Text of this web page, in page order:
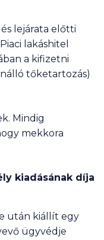
lejárata előtti
lakáshitel
a kifizetni
tőketartozás)
Mindig
mekkora
kiadásának díja
után kiállít egy
ügyvédje